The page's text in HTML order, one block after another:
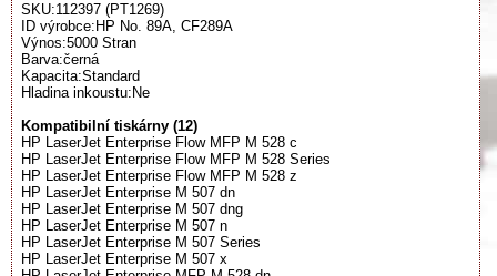
SKU:112397 (PT1269)
ID výrobce:HP No. 89A, CF289A
Výnos:5000 Stran
Barva:černá
Kapacita:Standard
Hladina inkoustu:Ne
Kompatibilní tiskárny (12)
HP LaserJet Enterprise Flow MFP M 528 c
HP LaserJet Enterprise Flow MFP M 528 Series
HP LaserJet Enterprise Flow MFP M 528 z
HP LaserJet Enterprise M 507 dn
HP LaserJet Enterprise M 507 dng
HP LaserJet Enterprise M 507 n
HP LaserJet Enterprise M 507 Series
HP LaserJet Enterprise M 507 x